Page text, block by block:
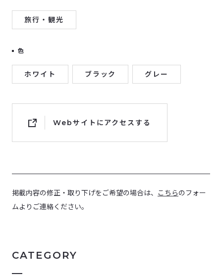
旅行・観光
色
ホワイト ブラック グレー
Webサイトにアクセスする
掲載内容の修正・取り下げをご希望の場合は、 こちらのフォー
ムよりご連絡ください。
CATEGORY